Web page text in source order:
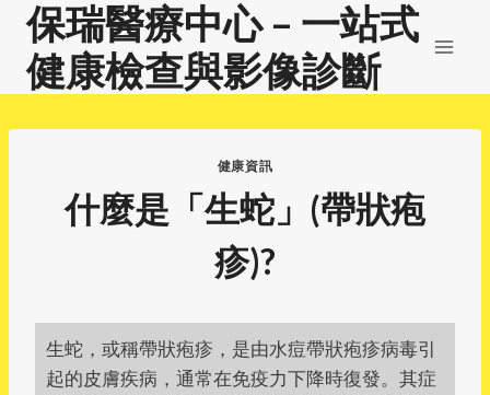
Skip
content
保瑞醫療中心 – 一站式
健康檢查與影像診斷
健康資訊
什麼是「生蛇」(帶狀疱
疹)?
生蛇，或稱帶狀疱疹，是由水痘帶狀疱疹病毒引
起的皮膚疾病，通常在免疫力下降時復發。其症